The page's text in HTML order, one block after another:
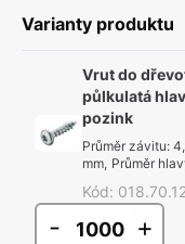
Varianty produktu
Vrut do
půlkulatá
pozink
Průměr závitu:
mm, Průměr
Kód:
- +